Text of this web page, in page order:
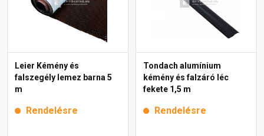
Leier Kémény és
falszegély lemez barna 5
m
Rendelésre
Tondach alumínium
kémény és falzáró léc
fekete 1,5 m
Rendelésre